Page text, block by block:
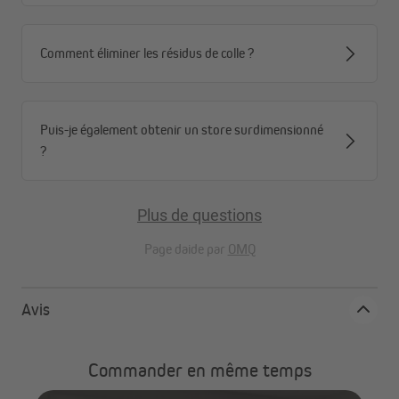
Comment éliminer les résidus de colle ?
Puis-je également obtenir un store surdimensionné
?
Plus de questions
Page daide par OMQ
Avis
Commander en même temps